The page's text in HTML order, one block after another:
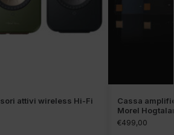
attivi wireless Hi-Fi
Cassa
Morel
€499,00